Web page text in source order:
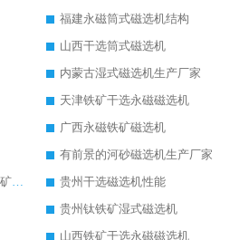
福建永磁筒式磁选机结构
山西干选筒式磁选机
内蒙古湿式磁选机生产厂家
天津铁矿干选永磁磁选机
广西永磁铁矿磁选机
有前景的河砂磁选机生产厂家
什么牌子的河砂磁选机选矿效果好
贵州干选磁选机性能
贵州钛铁矿湿式磁选机
山西铁矿干选永磁磁选机